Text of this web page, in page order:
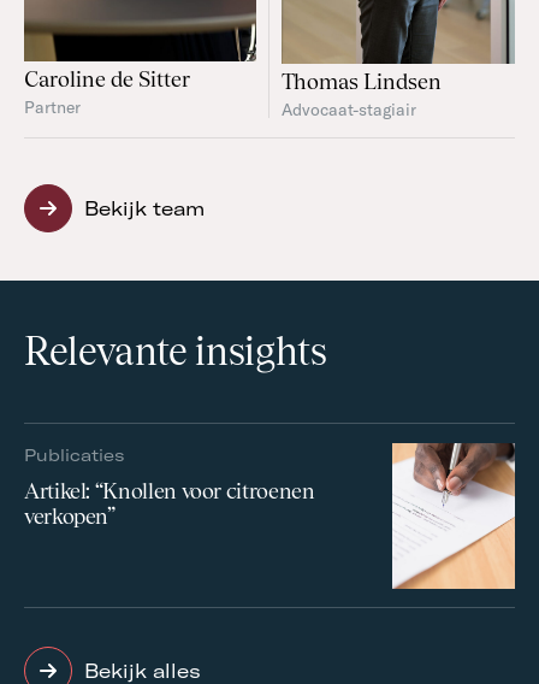
Caroline de Sitter
Partner
Thomas Lindsen
Advocaat-stagiair
Bekijk team
Relevante insights
Publicaties
Artikel: “Knollen voor citroenen
verkopen”
Bekijk alles